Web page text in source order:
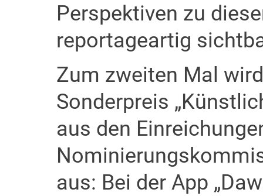
Perspektiven zu
reportageartig
Zum zweiten Mal
Sonderpreis
aus den
aus: Bei der App